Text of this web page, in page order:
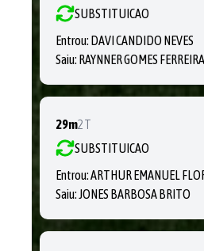
SUBSTITUICAO
Entrou: DAVI CANDIDO NEVES
Saiu: RAYNNER GOMES FERREIRA
29m2T
SUBSTITUICAO
Entrou:ARTHUR EMANUEL
Saiu:JONES BARBOSA BRITO